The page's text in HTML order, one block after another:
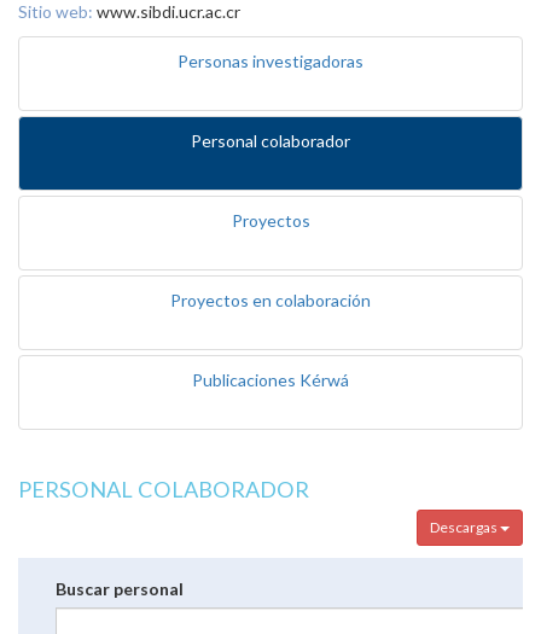
Sitio web: www.sibdi.ucr.ac.cr
Personas investigadoras
Personal colaborador
Proyectos
Proyectos en colaboración
Publicaciones Kérwá
PERSONAL COLABORADOR
Descargas
Buscar personal